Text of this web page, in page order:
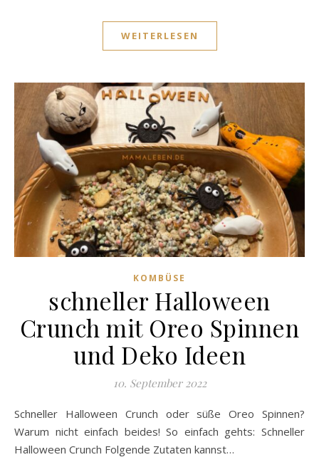
WEITERLESEN
KOMBÜSE
schneller Halloween
Crunch mit Oreo Spinnen
und Deko Ideen
10. September 2022
Schneller Halloween Crunch oder süße Oreo Spinnen?
Warum nicht einfach beides! So einfach gehts: Schneller
Halloween Crunch Folgende Zutaten kannst…